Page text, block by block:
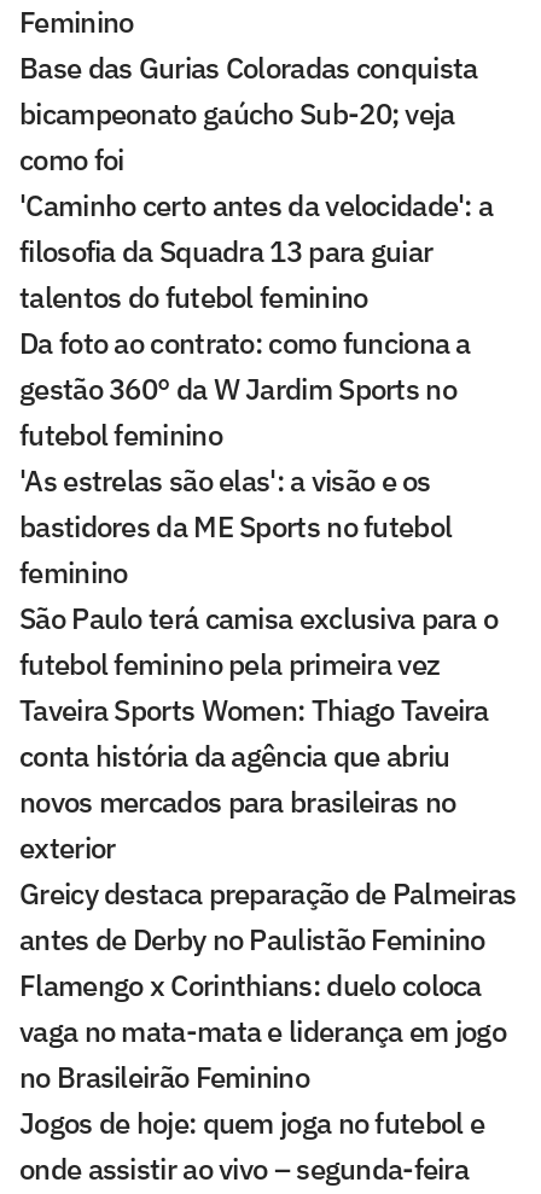
Feminino
Base das Gurias Coloradas conquista
bicampeonato gaúcho Sub-20; veja
como foi
'Caminho certo antes da velocidade': a
filosofia da Squadra 13 para guiar
talentos do futebol feminino
Da foto ao contrato: como funciona a
gestão 360° da W Jardim Sports no
futebol feminino
'As estrelas são elas': a visão e os
bastidores da ME Sports no futebol
feminino
São Paulo terá camisa exclusiva para o
futebol feminino pela primeira vez
Taveira Sports Women: Thiago Taveira
conta história da agência que abriu
novos mercados para brasileiras no
exterior
Greicy destaca preparação de Palmeiras
antes de Derby no Paulistão Feminino
Flamengo x Corinthians: duelo coloca
vaga no mata-mata e liderança em jogo
no Brasileirão Feminino
Jogos de hoje: quem joga no futebol e
onde assistir ao vivo – segunda-feira